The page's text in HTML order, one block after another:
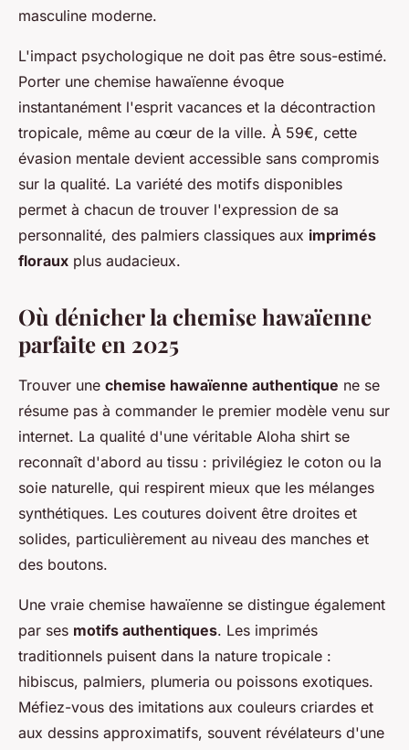
masculine moderne.
L'impact psychologique ne doit pas être sous-estimé.
Porter une chemise hawaïenne évoque
instantanément l'esprit vacances et la décontraction
tropicale, même au cœur de la ville. À 59€, cette
évasion mentale devient accessible sans compromis
sur la qualité. La variété des motifs disponibles
permet à chacun de trouver l'expression de sa
personnalité, des palmiers classiques aux imprimés
floraux plus audacieux.
Où dénicher la chemise hawaïenne
parfaite en 2025
Trouver une chemise hawaïenne authentique ne se
résume pas à commander le premier modèle venu sur
internet. La qualité d'une véritable Aloha shirt se
reconnaît d'abord au tissu : privilégiez le coton ou la
soie naturelle, qui respirent mieux que les mélanges
synthétiques. Les coutures doivent être droites et
solides, particulièrement au niveau des manches et
des boutons.
Une vraie chemise hawaïenne se distingue également
par ses motifs authentiques. Les imprimés
traditionnels puisent dans la nature tropicale :
hibiscus, palmiers, plumeria ou poissons exotiques.
Méfiez-vous des imitations aux couleurs criardes et
aux dessins approximatifs, souvent révélateurs d'une